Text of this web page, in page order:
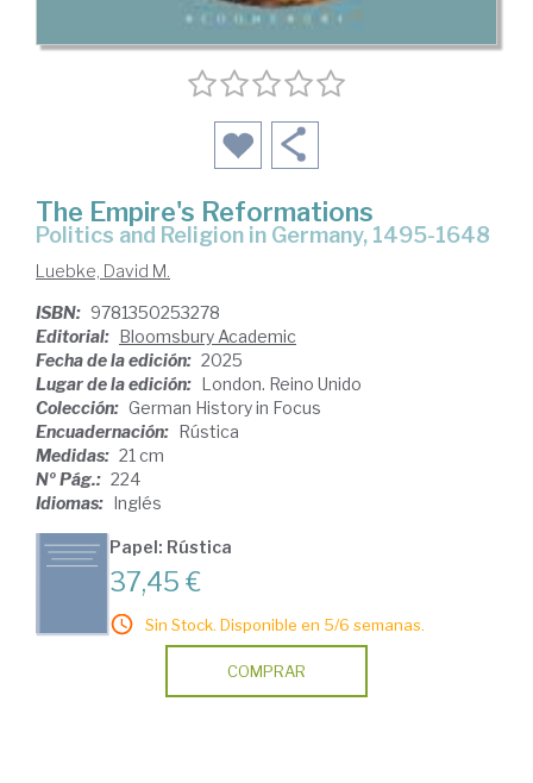
The Empire's Reformations
Politics and Religion in Germany, 1495-1648
Luebke, David M.
ISBN: 9781350253278
Editorial: Bloomsbury Academic
Fecha de la edición: 2025
Lugar de la edición: London. Reino Unido
Colección: German History in Focus
Encuadernación: Rústica
Medidas: 21 cm
Nº Pág.: 224
Idiomas: Inglés
Papel: Rústica
37,45 €
Sin Stock. Disponible en 5/6 semanas.
COMPRAR